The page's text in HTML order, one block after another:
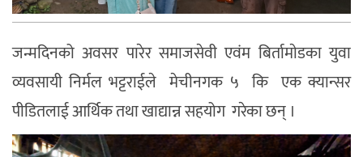
जन्मदिनको अवसर पारेर समाजसेवी एवंम बिर्तामाेडका युवा
व्यवसायी निर्मल भट्टराईले मेचीनगक ५ कि एक क्यान्सर
पीडितलाई आर्थिक तथा खाद्यान्न सहयोग गरेका छन् ।